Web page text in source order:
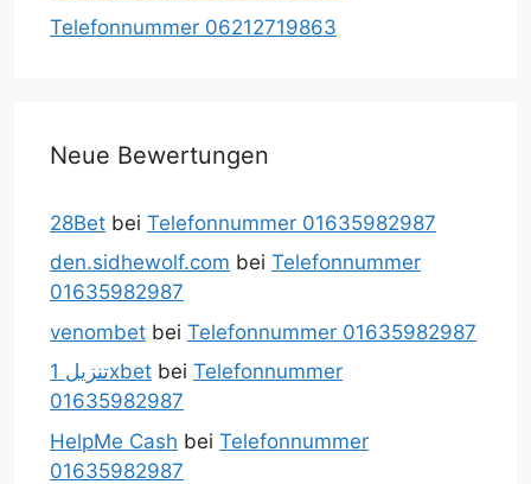
Telefonnummer 06212719863
Neue Bewertungen
28Bet bei Telefonnummer 01635982987
den.sidhewolf.com bei Telefonnummer
01635982987
venombet bei Telefonnummer 01635982987
تنزيل 1xbet bei Telefonnummer
01635982987
HelpMe Cash bei Telefonnummer
01635982987